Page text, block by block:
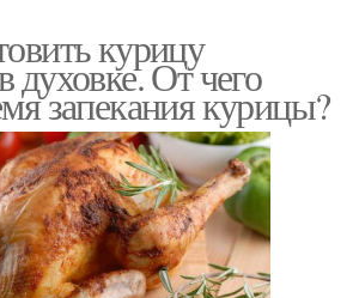
курицу
духовке. От чего
запекания курицы?